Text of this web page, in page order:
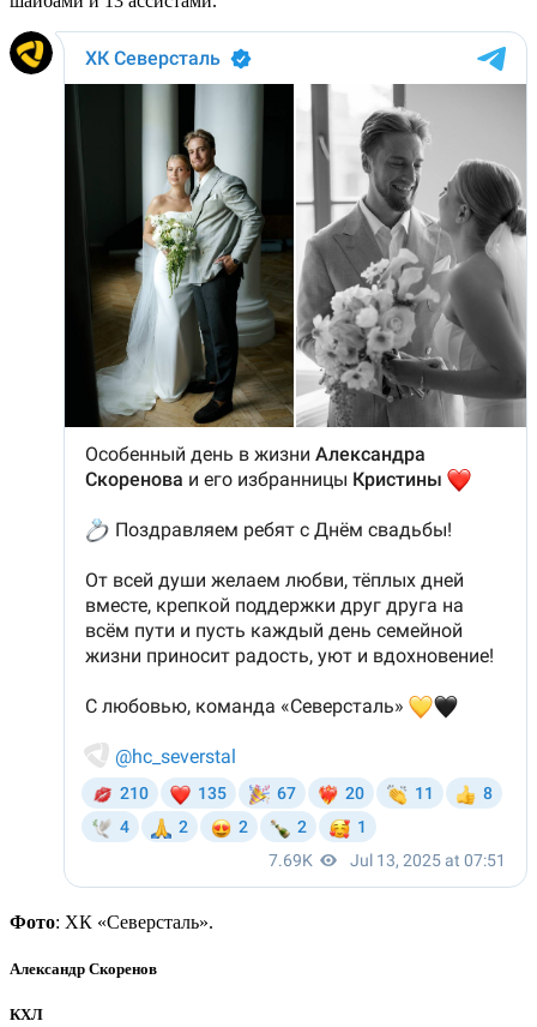
Фото: ХК «Северсталь».
Александр Скоренов
КХЛ